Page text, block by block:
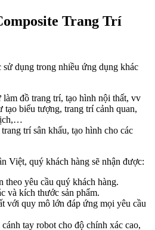
Trang Trí
dụng trong nhiều ứng dụng khác
đồ trang trí, tạo hình nội thất, vv
tạo biểu tượng, trang trí cảnh quan,
trí sân khấu, tạo hình cho các
Việt, quý khách hàng sẽ nhận được:
theo yêu cầu quý khách hàng.
và kích thước sản phẩm.
với quy mô lớn đáp ứng mọi yêu cầu
tay robot cho độ chính xác cao,